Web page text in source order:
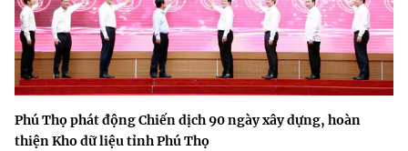
Phú Thọ phát động Chiến dịch 90 ngày xây dựng, hoàn
thiện Kho dữ liệu tỉnh Phú Thọ